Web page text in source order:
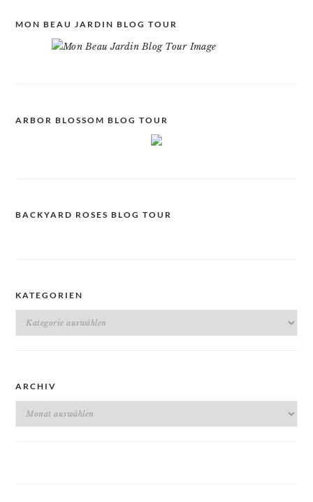
MON BEAU JARDIN BLOG TOUR
ARBOR BLOSSOM BLOG TOUR
BACKYARD ROSES BLOG TOUR
KATEGORIEN
Kategorien
ARCHIV
Archiv